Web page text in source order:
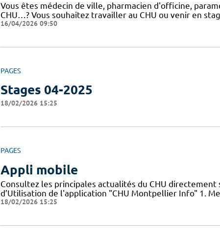
Vous êtes médecin de ville, pharmacien d'officine,
CHU…? Vous souhaitez travailler au CHU ou venir en
16/04/2026 09:50
PAGES
Stages 04-2025
18/02/2026 15:25
PAGES
Appli mobile
Consultez les principales actualités du CHU
d’Utilisation de l'application "CHU Montpellier Info" 1.
18/02/2026 15:25